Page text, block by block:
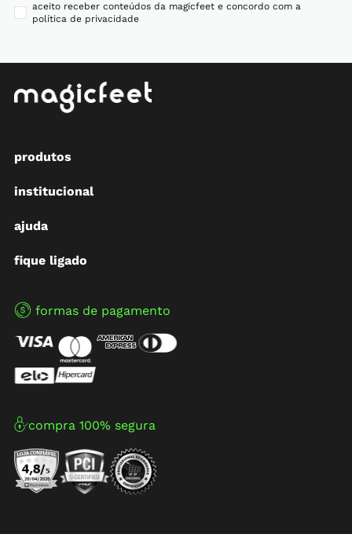
aceito receber conteúdos da magicfeet e concordo com a
política de privacidade
produtos
institucional
ajuda
fique ligado
formas de pagamento
compra 100% segura